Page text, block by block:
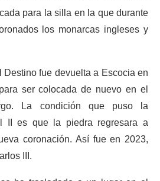
para la silla en la que durante
los monarcas ingleses y
Destino fue devuelta a Escocia en
ser colocada de nuevo en el
La condición que puso la
II es que la piedra regresara a
coronación. Así fue en 2023,
III.